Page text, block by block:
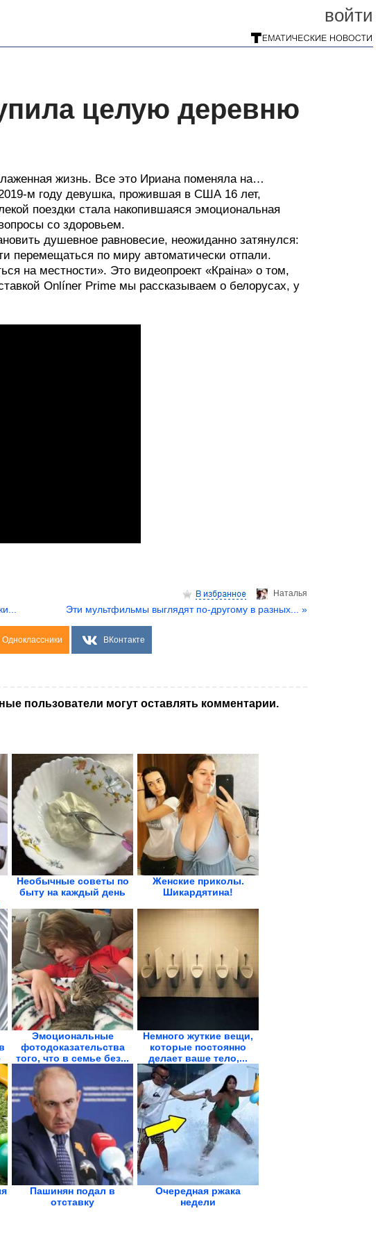
войти
целую деревню
жизнь. Все это Ириана поменяла на…
м году девушка, прожившая в США 16 лет,
поездки стала накопившаяся эмоциональная
со здоровьем.
душевное равновесие, неожиданно затянулся:
перемещаться по миру автоматически отпали.
на местности». Это видеопроект «Краiна» о том,
Onlíner Prime мы рассказываем о белорусах, у
Hаталья
Эти мультфильмы выглядят по-другому в разных... »
Одноклассники ВКонтакте
пользователи могут оставлять комментарии.
Необычные советы по
быту на каждый день
Женские приколы.
Шикардятина!
Эмоциональные
фотодоказательства
того, что в семье без...
Немного жуткие вещи,
которые постоянно
делает ваше тело,...
Пашинян подал в
отставку
Очередная ржака
недели